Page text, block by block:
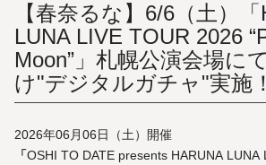
【春奈るな】6/6（土）
LUNA LIVE TOUR 2026
Moon”」札幌公演会場に
け"デジタルガチャ"実施！
2026年06月06日（土）開催
「OSHI TO DATE presents HARUNA LUNA